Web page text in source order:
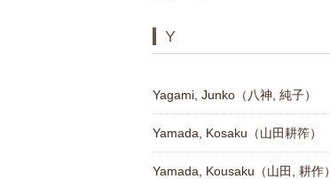
Y
Yagami, Junko（八神, 純子）
Yamada, Kosaku（山田耕筰）
Yamada, Kousaku（山田, 耕作）